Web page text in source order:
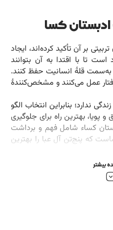
کسا
بر آن‌ تأکید کرده‌اند، ایجاد
است تا با اقتدا به آن بتوانند
قلۀ انسانیت حفظ کنند.
عمل می‌کنند و مشخص‌کنندۀ
ندارد؛ بنابراین انتخاب الگو
بهترین راه برای جلوگیری
کساء شامل فهم و برداشت
که پنج‌تن آل عبا را بهترین
گرم به فرزند، بیان دقیق
به‌ بهترین شکل، نگاه‌درمانی،
به مادر است.
بیشتر